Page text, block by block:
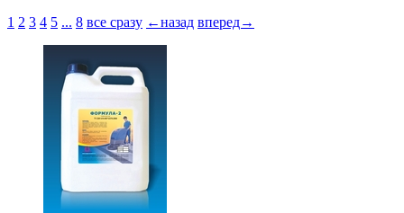
1 2 3 4 5 ... 8 все сразу ←назад вперед→